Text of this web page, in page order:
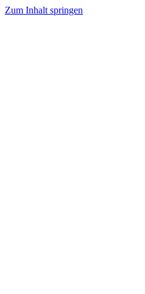
Zum Inhalt springen